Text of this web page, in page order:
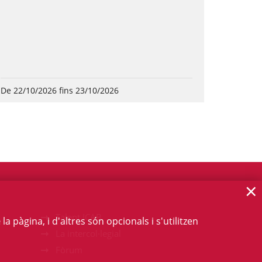
De 22/10/2026 fins 23/10/2026
Talent ICAB
pàgina, i d'altres són opcionals i s'utilitzen
×